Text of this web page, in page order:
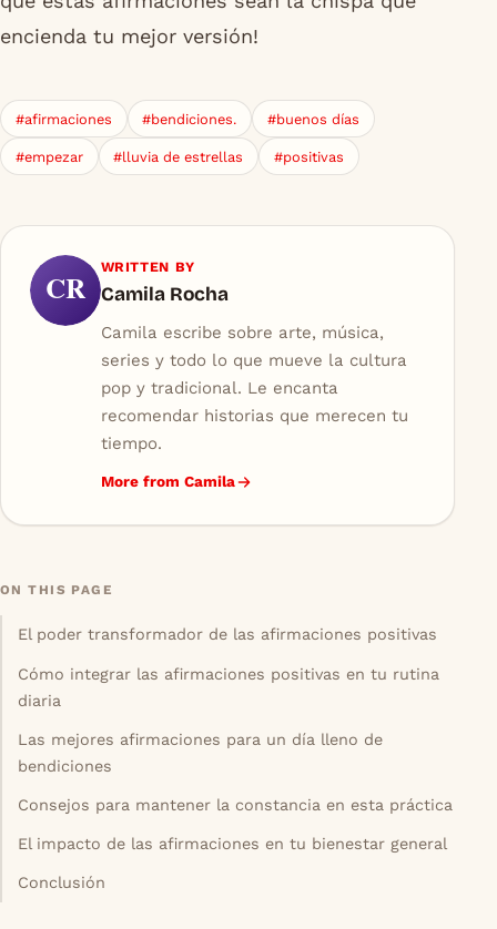
encienda tu mejor versión!
#afirmaciones #bendiciones. #buenos días
#empezar #lluvia de estrellas #positivas
CR
WRITTEN BY
Camila Rocha
Camila escribe sobre arte, música,
series y todo lo que mueve la cultura
pop y tradicional. Le encanta
recomendar historias que merecen tu
tiempo.
More from Camila
ON THIS PAGE
El poder transformador de las afirmaciones positivas
Cómo integrar las afirmaciones positivas en tu rutina
diaria
Las mejores afirmaciones para un día lleno de
bendiciones
Consejos para mantener la constancia en esta práctica
El impacto de las afirmaciones en tu bienestar general
Conclusión